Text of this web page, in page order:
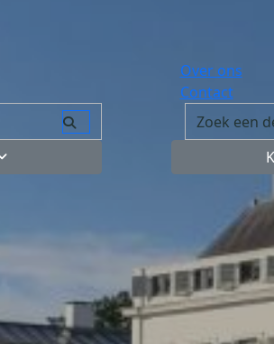
Over ons
Contact